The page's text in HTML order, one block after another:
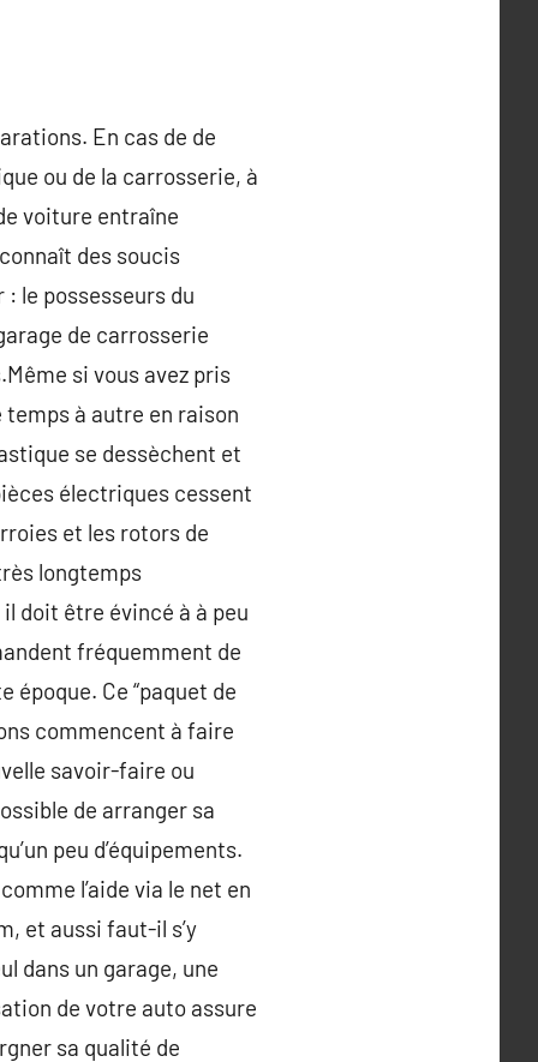
En cas de de
ou de la carrosserie, à
voiture entraîne
des soucis
le possesseurs du
de carrosserie
si vous avez pris
à autre en raison
se dessèchent et
électriques cessent
et les rotors de
longtemps
doit être évincé à à peu
fréquemment de
époque. Ce “paquet de
commencent à faire
savoir-faire ou
de arranger sa
peu d’équipements.
l’aide via le net en
et aussi faut-il s’y
dans un garage, une
de votre auto assure
sa qualité de